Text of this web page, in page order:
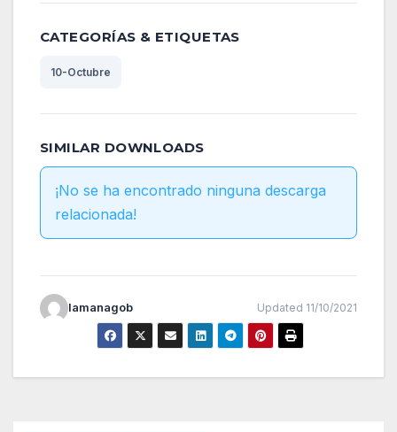
CATEGORÍAS & ETIQUETAS
10-Octubre
SIMILAR DOWNLOADS
¡No se ha encontrado ninguna descarga
relacionada!
lamanagob Updated 11/10/2021